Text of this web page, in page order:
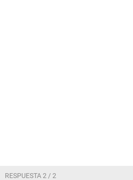
RESPUESTA 2 / 2